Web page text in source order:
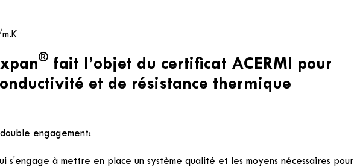
® fait l’objet du certificat ACERMI pour
et de résistance thermique
engagement:
s'engage à mettre en place un système qualité et les moyens nécessaires pour